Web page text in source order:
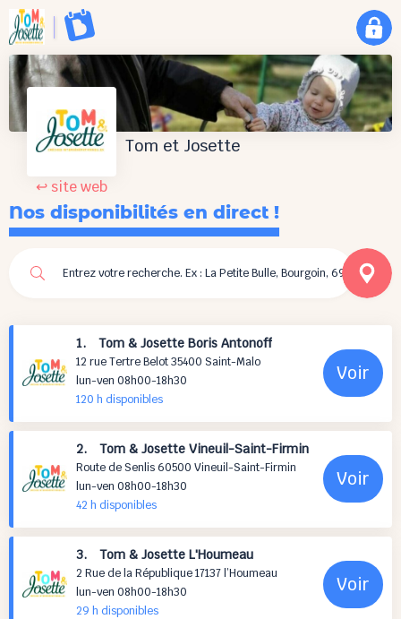
↩ site web
Tom et Josette
Nos disponibilités en direct !
1. Tom & Josette Boris Antonoff
12 rue Tertre Belot 35400 Saint-Malo
lun-ven 08h00-18h30
120 h disponibles
Voir
2. Tom & Josette Vineuil-Saint-Firmin
Route de Senlis 60500 Vineuil-Saint-Firmin
lun-ven 08h00-18h30
42 h disponibles
Voir
3. Tom & Josette L'Houmeau
2 Rue de la République 17137 l’Houmeau
lun-ven 08h00-18h30
29 h disponibles
Voir